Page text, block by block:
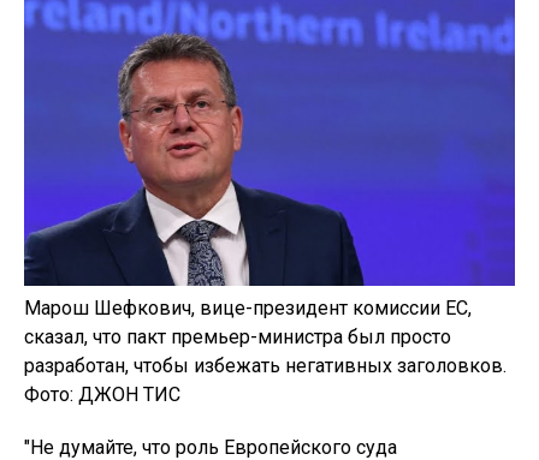
Марош Шефкович, вице-президент комиссии ЕС,
сказал, что пакт премьер-министра был просто
разработан, чтобы избежать негативных заголовков.
Фото: ДЖОН ТИС
"Не думайте, что роль Европейского суда